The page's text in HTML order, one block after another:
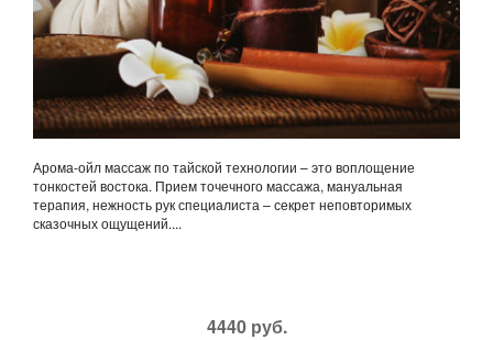
Арома-ойл массаж по тайской технологии – это воплощение
тонкостей востока. Прием точечного массажа, мануальная
терапия, нежность рук специалиста – секрет неповторимых
сказочных ощущений....
4440 руб.